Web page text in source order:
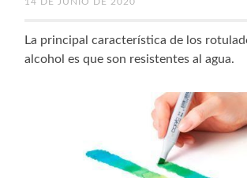
La principal característica de los
alcohol es que son resistentes al agua.